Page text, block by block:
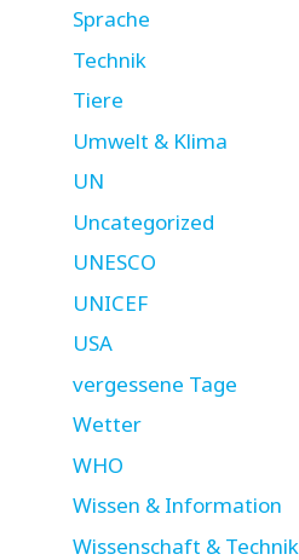
Sprache
Technik
Tiere
Umwelt & Klima
UN
Uncategorized
UNESCO
UNICEF
USA
vergessene Tage
Wetter
WHO
Wissen & Information
Wissenschaft & Technik